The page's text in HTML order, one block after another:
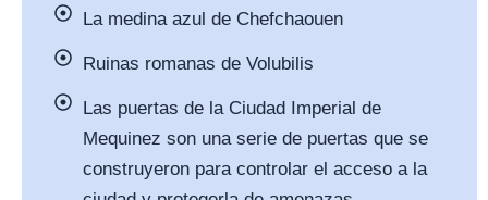
La medina azul de Chefchaouen
Ruinas romanas de Volubilis
Las puertas de la Ciudad Imperial de
Mequinez son una serie de puertas que se
construyeron para controlar el acceso a la